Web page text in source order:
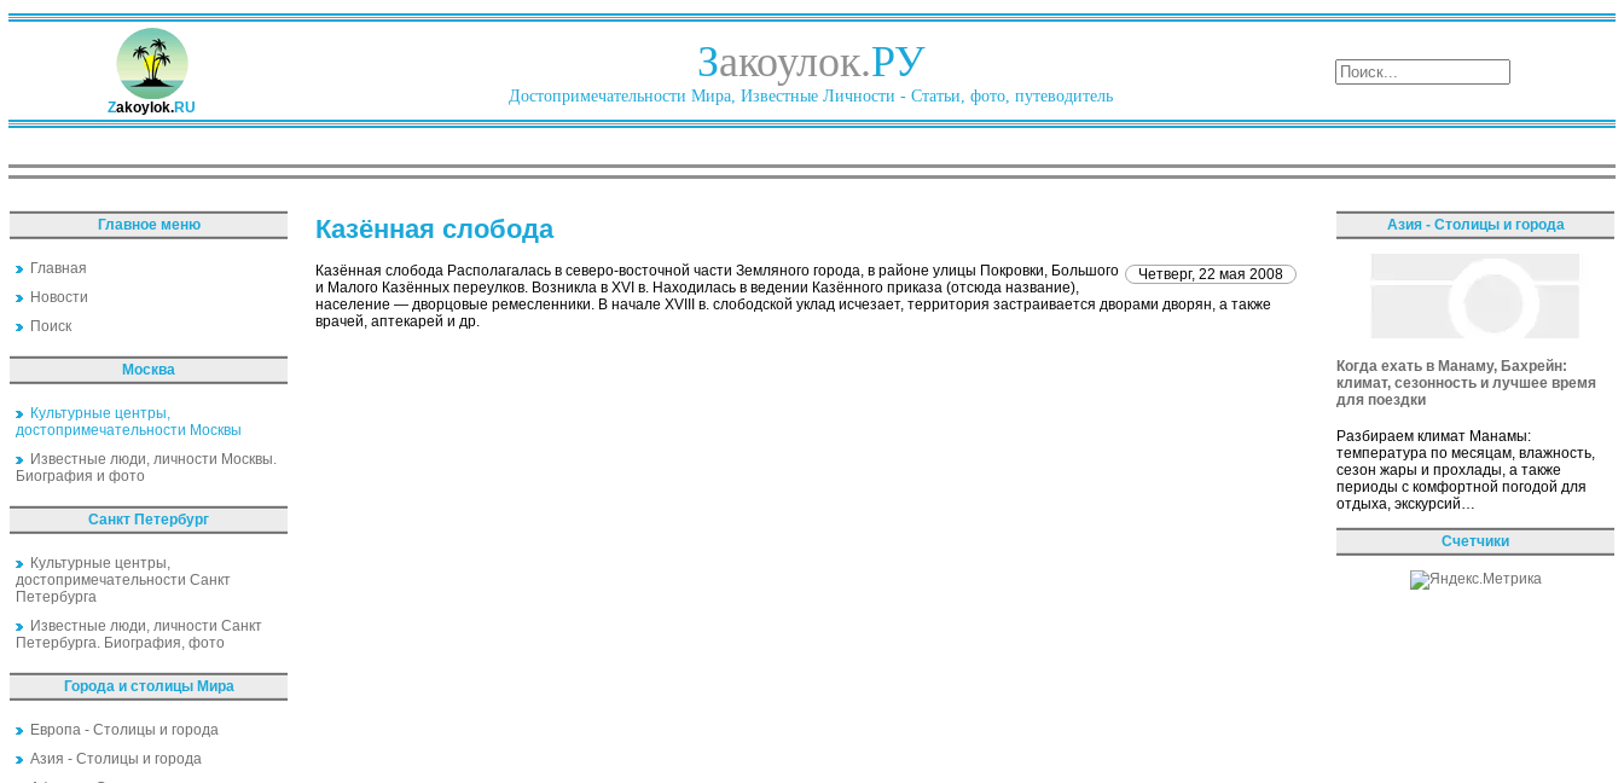
Zakoylok.RU
Закоулок.РУ
Достопримечательности Мира, Известные Личности - Статьи, фото, путеводитель
Главное меню
Главная
Новости
Поиск
Москва
Культурные центры,
достопримечательности Москвы
Известные люди, личности Москвы.
Биография и фото
Санкт Петербург
Культурные центры,
достопримечательности Санкт
Петербурга
Известные люди, личности Санкт
Петербурга. Биография, фото
Города и столицы Мира
Европа - Столицы и города
Азия - Столицы и города
Казённая слобода
Четверг, 22 мая 2008
Казённая слобода Располагалась в северо-восточной части Земляного города, в районе улицы Покровки, Большого
и Малого Казённых переулков. Возникла в XVI в. Находилась в ведении Казённого приказа (отсюда название),
население — дворцовые ремесленники. В начале XVIII в. слободской уклад исчезает, территория застраивается дворами дворян, а также
врачей, аптекарей и др.
Азия - Столицы и города
Когда ехать в Манаму, Бахрейн:
климат, сезонность и лучшее время
для поездки
Разбираем климат Манамы:
температура по месяцам, влажность,
сезон жары и прохлады, а также
периоды с комфортной погодой для
отдыха, экскурсий…
Счетчики